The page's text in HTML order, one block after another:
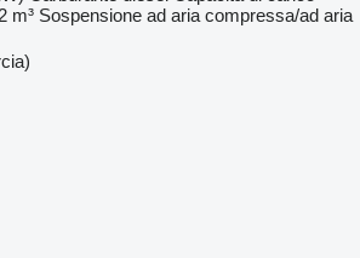
m³ Sospensione ad aria compressa/ad aria